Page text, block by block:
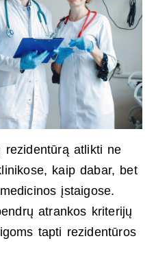
rezidentūrą atlikti ne
kaip dabar, bet
įstaigose.
atrankos kriterijų
tapti rezidentūros